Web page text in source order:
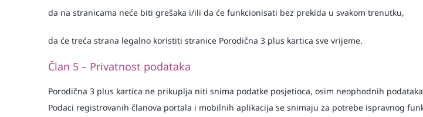
da na stranicama neće biti grešaka i/ili da će funkcionisati bez prekida u svakom trenutku,
da će treća strana legalno koristiti stranice Porodična 3 plus kartica sve vrijeme.
Član 5 – Privatnost podataka
Porodična 3 plus kartica ne prikuplja niti snima podatke posjetioca, osim neophodnih
Podaci registrovanih članova portala i mobilnih aplikacija se snimaju za potrebe ispravnog